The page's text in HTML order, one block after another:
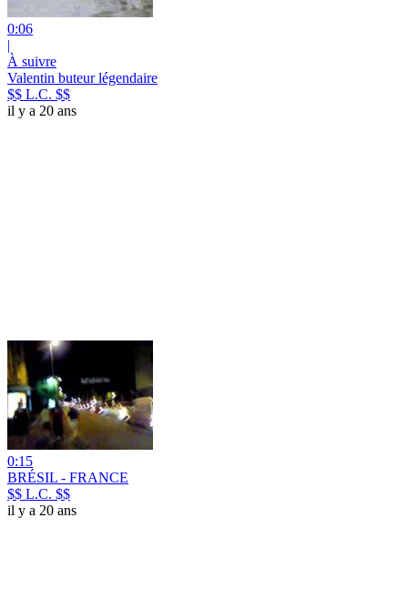
0:06
|
À suivre
Valentin buteur légendaire
$$ L.C. $$
il y a 20 ans
0:15
BRÉSIL - FRANCE
$$ L.C. $$
il y a 20 ans